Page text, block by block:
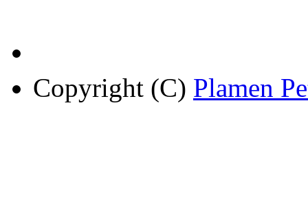
Copyright (C) Plamen